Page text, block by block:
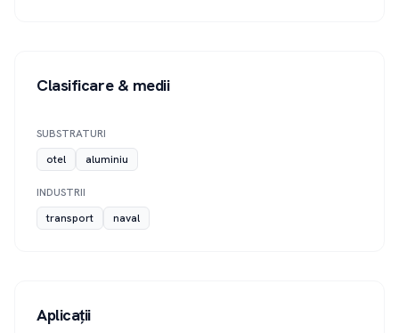
Clasificare & medii
SUBSTRATURI
otel
aluminiu
INDUSTRII
transport
naval
Aplicații